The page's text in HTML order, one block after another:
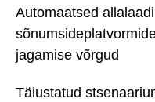
Automaatsed
jagamise võrgud
Täiustatud